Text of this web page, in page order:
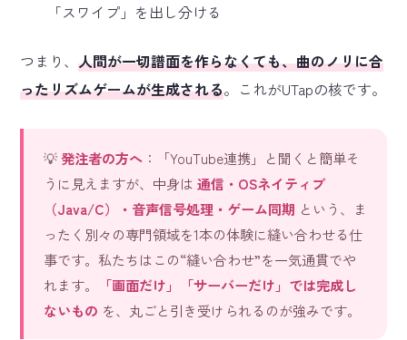
「スワイプ」を出し分ける
つまり、 人間が一切譜面を作らなくても、曲のノリに合
ったリズムゲームが生成される。これがUTapの核です。
💡発注者の方へ ：「YouTube連携」と聞くと簡単そ
うに見えますが、中身は 通信・OSネイティブ
（Java/C）・音声信号処理・ゲーム同期 という、ま
ったく別々の専門領域を1本の体験に縫い合わせる仕
事です。私たちはこの“縫い合わせ”を一気通貫でや
れます。
「画面だけ」「サーバーだけ」では完成し
ないもの を、丸ごと引き受けられるのが強みです。